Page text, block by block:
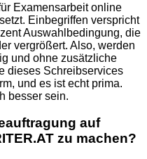
Examensarbeit online
Einbegriffen verspricht
Auswahlbedingung, die
vergrößert. Also, werden
und ohne zusätzliche
dieses Schreibservices
und es ist echt prima.
besser sein.
auf
zu machen?